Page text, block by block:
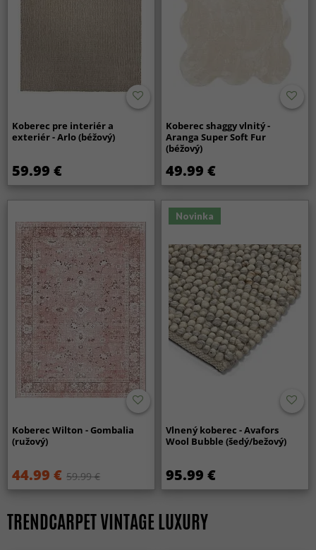
Koberec pre interiér a
exteriér - Arlo (béžový)
59.99 €
Koberec shaggy vlnitý -
Aranga Super Soft Fur
(béžový)
49.99 €
Koberec Wilton - Gombalia
(ružový)
44.99 € 59.99 €
Novinka
Vlnený koberec - Avafors
Wool Bubble (šedý/bežový)
95.99 €
TRENDCARPET VINTAGE LUXURY